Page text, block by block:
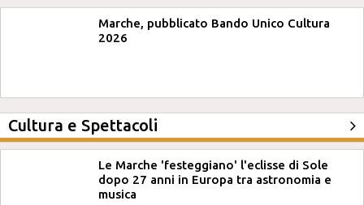
Marche, pubblicato Bando Unico Cultura
2026
Cultura e Spettacoli
Le Marche 'festeggiano' l'eclisse di Sole
dopo 27 anni in Europa tra astronomia e
musica